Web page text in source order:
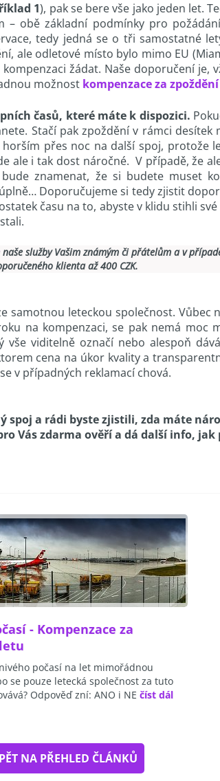
1), pak se bere vše jako jeden let.
– obě základní podmínky pro
tedy jedná se o tři samostatné
ale odletové místo bylo mimo EU
žádat. Naše doporučení
možnost kompenzace za
časů, které máte k dispozici.
Stačí pak zpoždění v rámci
přes noc na další spoj, protože
ale i tak dost náročné. V případě, že
znamenat, že si budete muset
Doporučujeme si tedy zjistit
času na to, abyste v klidu stihli
naše služby Vašim známým či přátelům a v
klienta až 400 CZK.
samotnou leteckou společnost. Vůbec
na kompenzaci, se pak nemá
viditelně označí nebo alespoň
cena na úkor kvality a
v případných reklamací chová.
spoj a rádi byste zjistili, zda máte
Vás zdarma ověří a dá další info,
- Kompenzace za
počasí na let mimořádnou
se pouze letecká společnost za tuto
Odpověď zní: ANO i NE číst dál
NA PŘEHLED ČLÁNKŮ